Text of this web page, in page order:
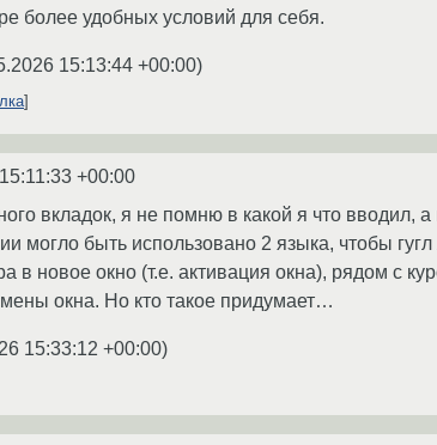
более удобных условий для себя.
15:13:44 +00:00)
+00:00
вкладок, я не помню в какой я что вводил,
могло быть использовано 2 языка, чтобы
в новое окно (т.е. активация окна), рядом с
окна. Но кто такое придумает…
15:33:12 +00:00)